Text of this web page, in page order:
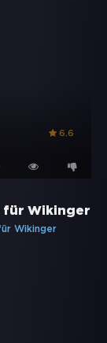
6.6
für Wikinger